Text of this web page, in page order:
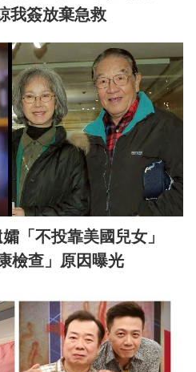
我簽放棄急救
孀「不投靠美國兒女」
檢查」原因曝光